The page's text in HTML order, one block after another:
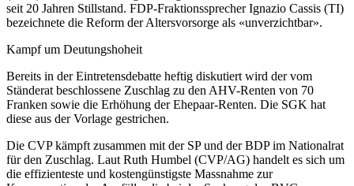
seit 20 Jahren Stillstand. FDP-Fraktionssprecher Ignazio Cassis (TI)
bezeichnete die Reform der Altersvorsorge als «unverzichtbar».
Kampf um Deutungshoheit
Bereits in der Eintretensdebatte heftig diskutiert wird der vom
Ständerat beschlossene Zuschlag zu den AHV-Renten von 70
Franken sowie die Erhöhung der Ehepaar-Renten. Die SGK hat
diese aus der Vorlage gestrichen.
Die CVP kämpft zusammen mit der SP und der BDP im Nationalrat
für den Zuschlag. Laut Ruth Humbel (CVP/AG) handelt es sich um
die effizienteste und kostengünstigste Massnahme zur